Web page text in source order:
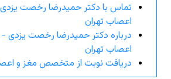
تماس با دکتر حمیدرضا رخصت
اعصاب تهران
درباره دکتر حمیدرضا رخصت
اعصاب تهران
دریافت نوبت از متخصص مغز و